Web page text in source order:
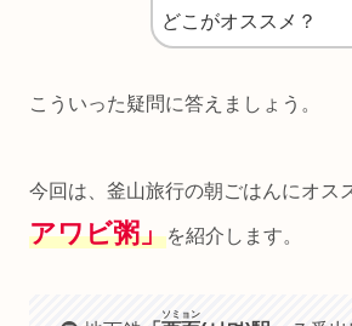
どこがオススメ？
こういった疑問に答えましょう。
今回は、釜山旅行の朝ごはんにオス
アワビ粥」を紹介します。
ソミョン